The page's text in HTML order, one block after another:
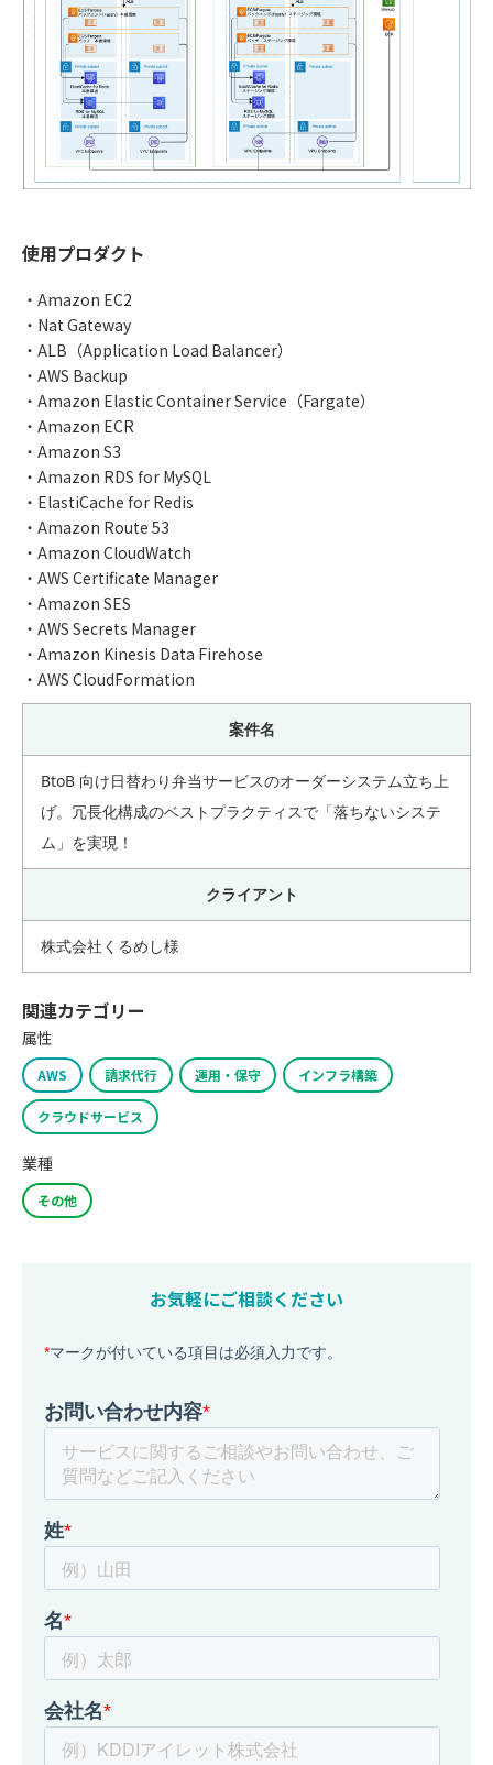
使用プロダクト
・Amazon EC2
・Nat Gateway
・ALB（Application Load Balancer）
・AWS Backup
・Amazon Elastic Container Service（Fargate）
・Amazon ECR
・Amazon S3
・Amazon RDS for MySQL
・ElastiCache for Redis
・Amazon Route 53
・Amazon CloudWatch
・AWS Certificate Manager
・Amazon SES
・AWS Secrets Manager
・Amazon Kinesis Data Firehose
・AWS CloudFormation
案件名
BtoB 向け日替わり弁当サービスのオーダーシステム立ち上
げ。冗長化構成のベストプラクティスで「落ちないシステ
ム」を実現！
クライアント
株式会社くるめし様
関連カテゴリー
属性
AWS 請求代行 運用・保守 インフラ構築
クラウドサービス
業種
その他
お気軽にご相談ください